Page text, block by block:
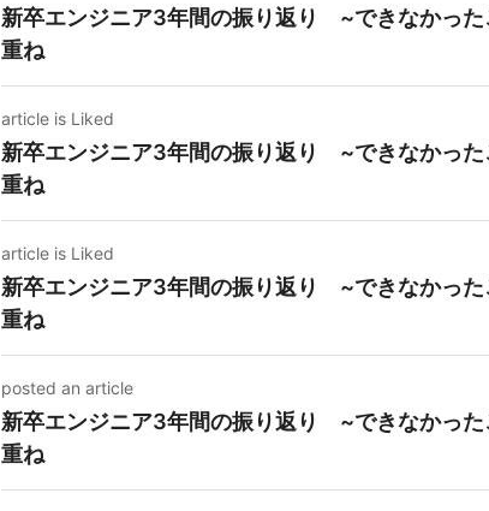
新卒エンジニア3年間の振り返り ~できなかっ
重ね
article is Liked
新卒エンジニア3年間の振り返り ~できなかっ
重ね
article is Liked
新卒エンジニア3年間の振り返り ~できなかっ
重ね
posted an article
新卒エンジニア3年間の振り返り ~できなかっ
重ね